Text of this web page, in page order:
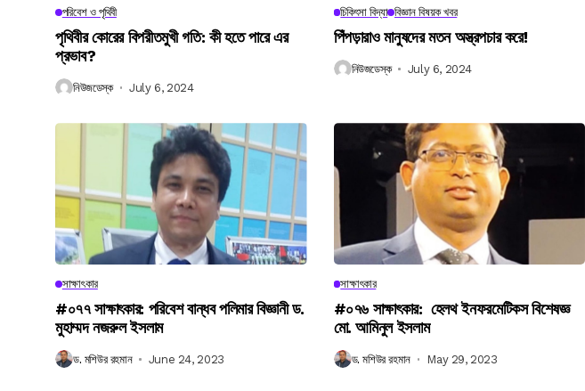
পরিবেশ ও পৃথিবী
পৃথিবীর কোরের বিপরীতমুখী গতি: কী হতে পারে এর
প্রভাব?
নিউজডেস্ক July 6, 2024
চিকিৎসা বিদ্যা বিজ্ঞান বিষয়ক খবর
পিঁপড়ারাও মানুষদের মতন অস্ত্রপচার করে!
নিউজডেস্ক July 6, 2024
সাক্ষাৎকার
#০৭৭ সাক্ষাৎকার: পরিবেশ বান্ধব পলিমার বিজ্ঞানী ড.
মুহাম্মদ নজরুল ইসলাম
ড. মশিউর রহমান June 24, 2023
সাক্ষাৎকার
#০৭৬ সাক্ষাৎকার: হেলথ ইনফরমেটিকস বিশেষজ্ঞ
মো. আমিনুল ইসলাম
ড. মশিউর রহমান May 29, 2023